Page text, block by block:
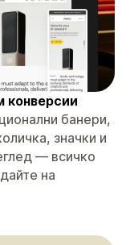
конверсии
банери,
значки и
— всичко
на